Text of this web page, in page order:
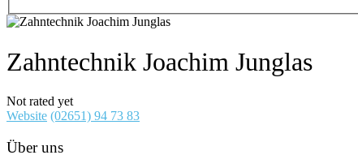
Zahntechnik Joachim Junglas
Not rated yet
Website (02651) 94 73 83
Über uns